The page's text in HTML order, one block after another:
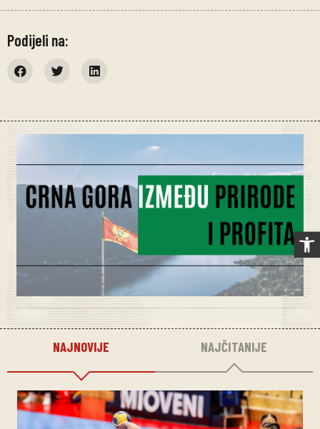
Podijeli na:
NAJNOVIJE NAJČITANIJE